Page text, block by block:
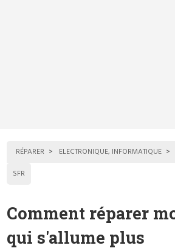
RÉPARER ELECTRONIQUE, INFORMATIQUE
SFR
Comment réparer
qui s'allume plus